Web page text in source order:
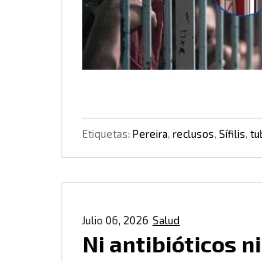
Etiquetas: Pereira, reclusos, Sífilis,
Salud
Julio 06, 2026
Ni antibióticos